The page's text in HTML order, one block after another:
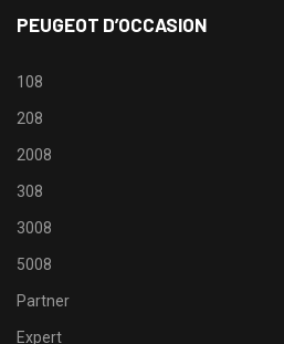
PEUGEOT D’OCCASION
108
208
2008
308
3008
5008
Partner
Expert